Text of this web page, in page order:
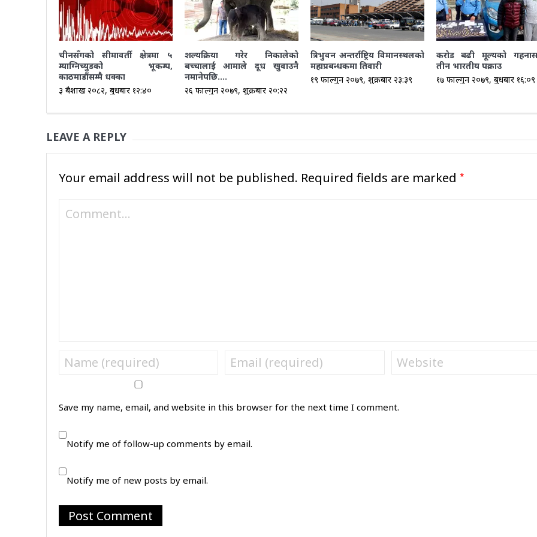
चीनसँगको सीमावर्ती क्षेत्रमा ५
म्याग्निच्युडको भूकम्प,
काठमाडौंसम्मै धक्का
३ बैशाख २०८२, बुधबार १२:४०
शल्यक्रिया गरेर निकालेको
बच्चालाई आमाले दूध खुवाउनै
नमानेपछि….
२६ फाल्गुन २०७९, शुक्रबार २०:२२
त्रिभुवन अन्तर्राष्ट्रिय विमानस्थलको
महाप्रबन्धकमा तिवारी
१९ फाल्गुन २०७९, शुक्रबार २३:३९
करोड बढी मूल्यको
तीन भारतीय पक्राउ
१७ फाल्गुन २०७९, बुधबार १६:०९
LEAVE A REPLY
Your email address will not be published. Required fields are marked *
Save my name, email, and website in this browser for the next time I comment.
Notify me of follow-up comments by email.
Notify me of new posts by email.